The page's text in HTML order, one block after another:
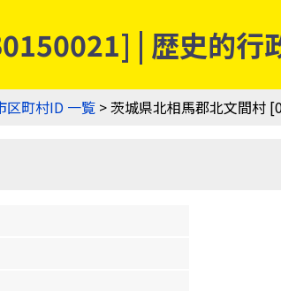
| 歴史的行
区町村ID 一覧 > 茨城県北相馬郡北文間村